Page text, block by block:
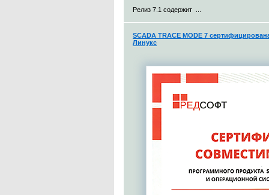
Релиз 7.1 содержит ...
SCADA TRACE MODE 7
Линукс